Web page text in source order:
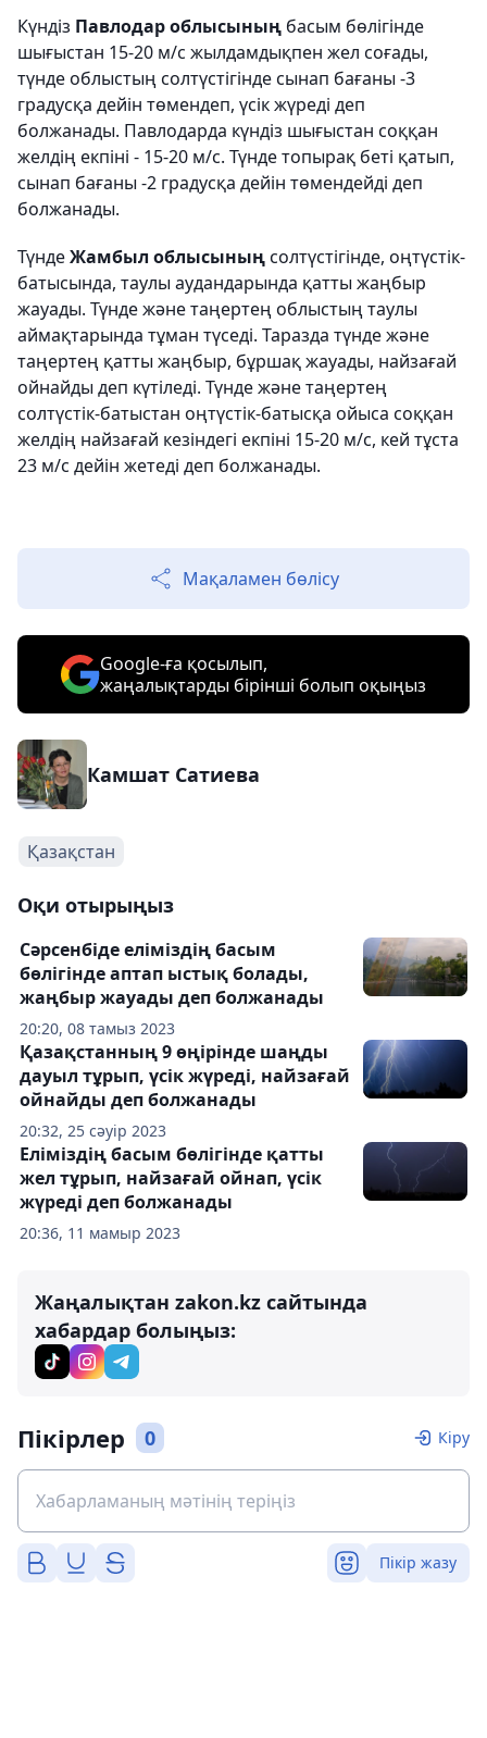
Күндіз Павлодар облысының басым бөлігінде
шығыстан 15-20 м/с жылдамдықпен жел соғады,
түнде облыстың солтүстігінде сынап бағаны -3
градусқа дейін төмендеп, үсік жүреді деп
болжанады. Павлодарда күндіз шығыстан соққан
желдің екпіні - 15-20 м/с. Түнде топырақ беті қатып,
сынап бағаны -2 градусқа дейін төмендейді деп
болжанады.
ТүндеЖамбыл облысыныңсолтүстігінде, оңтүстік-
батысында, таулы аудандарында қатты жаңбыр
жауады. Түнде және таңертең облыстың таулы
аймақтарында тұман түседі. Таразда түнде және
таңертең қатты жаңбыр, бұршақ жауады, найзағай
ойнайды деп күтіледі. Түнде және таңертең
солтүстік-батыстан оңтүстік-батысқа ойыса соққан
желдің найзағай кезіндегі екпіні 15-20 м/с, кей тұста
23 м/с дейін жетеді деп болжанады.
Мақаламен бөлісу
Google-ға қосылып,
жаңалықтарды бірінші болып оқыңыз
Камшат Сатиева
Қазақстан
Оқи отырыңыз
20:20, 08 тамыз 2023
Сәрсенбіде еліміздің басым
бөлігінде аптап ыстық болады,
жаңбыр жауады деп болжанады
20:32, 25 сәуір 2023
Қазақстанның 9 өңірінде шаңды
дауыл тұрып, үсік жүреді, найзағай
ойнайды деп болжанады
20:36, 11 мамыр 2023
Еліміздің басым бөлігінде қатты
жел тұрып, найзағай ойнап, үсік
жүреді деп болжанады
Жаңалықтан zakon.kz сайтында
хабардар болыңыз:
Пікірлер 0 Кіру
Пікір жазу